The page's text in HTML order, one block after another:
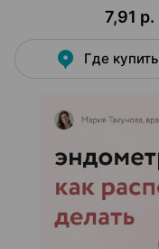
7,91 р.
Где купить